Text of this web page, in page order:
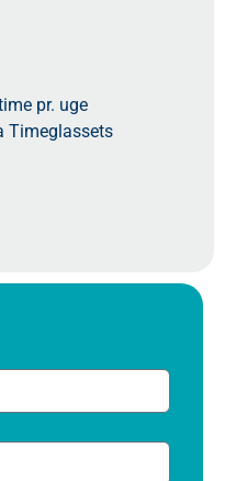
pr. uge
Timeglassets